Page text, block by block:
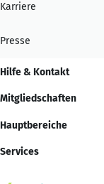
Karriere
Presse
Hilfe & Kontakt
Mitgliedschaften
Hauptbereiche
Services